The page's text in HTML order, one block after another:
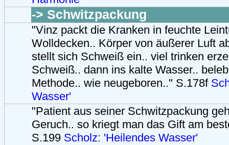
-> Schwitzpackung
"Vinz packt die Kranken in feuchte
Wolldecken.. Körper von äußerer Luft
stellt sich Schweiß ein.. viel trinken
Schweiß.. dann ins kalte Wasser..
Methode.. wie neugeboren.." S.178f
Wasser'
"Patient aus seiner Schwitzpackung
Geruch.. so kriegt man das Gift am
S.199 Scholz: 'Heilendes Wasser'